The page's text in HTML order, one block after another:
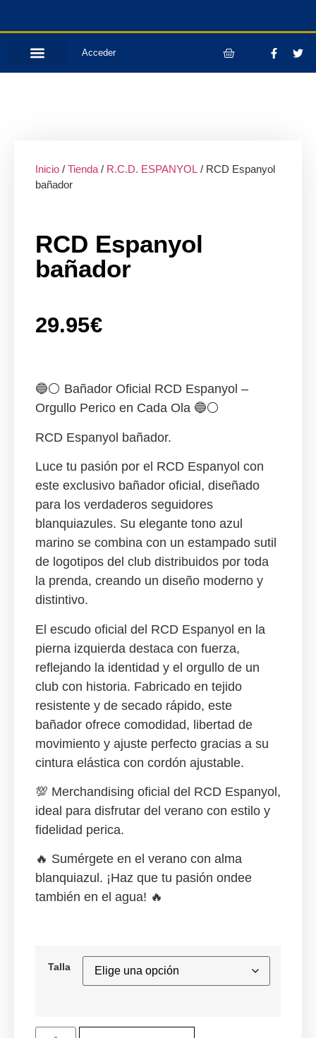
Acceder
Inicio / Tienda / R.C.D. ESPANYOL / RCD Espanyol
bañador
RCD Espanyol
bañador
29.95€
🔵⚪ Bañador Oficial RCD Espanyol –
Orgullo Perico en Cada Ola 🔵⚪
RCD Espanyol bañador.
Luce tu pasión por el RCD Espanyol con
este exclusivo bañador oficial , diseñado
para los verdaderos seguidores
blanquiazules. Su elegante tono azul
marino se combina con un estampado sutil
de logotipos del club distribuidos por toda
la prenda, creando un diseño moderno y
distintivo.
El escudo oficial del RCD Espanyol en la
pierna izquierda destaca con fuerza,
reflejando la identidad y el orgullo de un
club con historia. Fabricado en tejido
resistente y de secado rápido, este
bañador ofrece comodidad, libertad de
movimiento y ajuste perfecto gracias a su
cintura elástica con cordón ajustable.
💯 Merchandising oficial del RCD Espanyol,
ideal para disfrutar del verano con estilo y
fidelidad perica.
🔥 Sumérgete en el verano con alma
blanquiazul. ¡Haz que tu pasión ondee
también en el agua! 🔥
Talla